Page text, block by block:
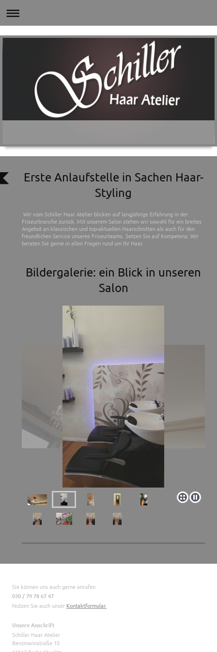
Erste Anlaufstelle in Sachen Haar-
Styling
Wir vom Schiller Haar Atelier blicken auf langjährige Erfahrung in der
Friseurbranche zurück. Mit unserem Salon stehen wir sowohl für ein breites
Angebot an klassischen und top-aktuellen Haarschnitten als auch für den
freundlichen Service unseres Friseurteams. Setzen Sie auf Kompetenz: Wir
beraten Sie gerne in allen Fragen rund um Ihr Haar.
Bildergalerie: ein Blick in unseren
Salon
Sie können uns auch gerne anrufen
030 / 79 78 67 47
Nutzen Sie auch unser Kontaktformular.
Unsere Anschrift
Schiller Haar Atelier
Benzmannstraße 10